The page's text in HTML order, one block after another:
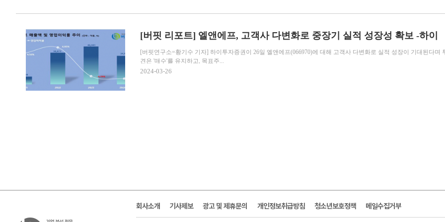
[버핏 리포트] 엘앤에프, 고객사 다변화로 중장기 실적 성장성 확보 -하이
[버핏연구소=황기수 기자] 하이투자증권이 26일 엘앤에프(066970)에 대해 고객사 다변화로 실적 성장이 기대된다며
견은 '매수'를 유지하고, 목표주...
2024-03-26
회사소개 기사제보 광고 및 제휴문의 개인정보취급방침 청소년보호정책 메일수집거부